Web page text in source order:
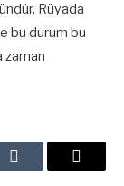
Rüyada
bu durum bu
zaman
Tumblr
E-